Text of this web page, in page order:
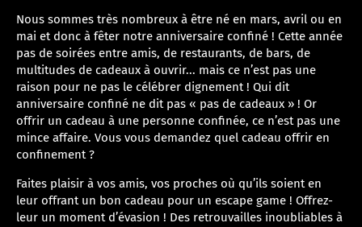
Nous sommes très nombreux à être né en mars, avril ou en
mai et donc à fêter notre anniversaire confiné ! Cette année
pas de soirées entre amis, de restaurants, de bars, de
multitudes de cadeaux à ouvrir... mais ce n’est pas une
raison pour ne pas le célébrer dignement ! Qui dit
anniversaire confiné ne dit pas « pas de cadeaux » ! Or
offrir un cadeau à une personne confinée, ce n’est pas une
mince affaire. Vous vous demandez quel cadeau offrir en
confinement ?
Faites plaisir à vos amis, vos proches où qu’ils soient en
leur offrant un bon cadeau pour un escape game ! Offrez-
leur un moment d’évasion ! Des retrouvailles inoubliables à